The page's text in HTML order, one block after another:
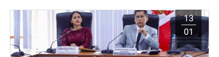
13
01